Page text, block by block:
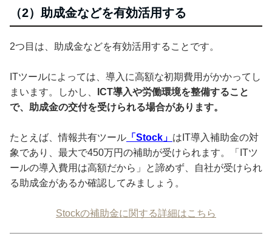
（2）助成金などを有効活用する
2つ目は、助成金などを有効活用することです。
ITツールによっては、導入に高額な初期費用がかかってし
まいます。しかし、
ICT導入や労働環境を整備すること
で、助成金の交付を受けられる場合があります。
たとえば、情報共有ツール 「Stock」 はIT導入補助金の対
象であり、最大で450万円の補助が受けられます。「ITツ
ールの導入費用は高額だから」と諦めず、自社が受けられ
る助成金があるか確認してみましょう。
Stockの補助金に関する詳細はこちら